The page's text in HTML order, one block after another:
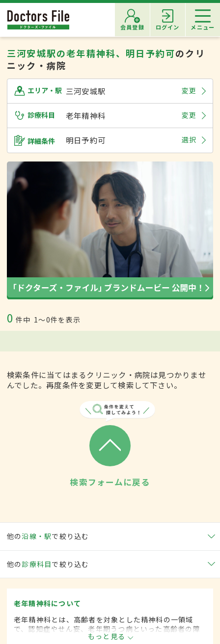
会員登録 ログイン メニュー
三河安城駅の老年精神科、明日予約可のクリ
ニック・病院
エリア・駅 三河安城駅 変更
診療科目 老年精神科 変更
詳細条件 明日予約可 選択
0 件中 1〜0件を表示
検索条件に当てはまるクリニック・病院は見つかりませ
んでした。再度条件を変更して検索して下さい。
検索フォームに戻る
他の沿線・駅で絞り込む
他の 診療科目で絞り込む
老年精神科について
老年精神科とは、高齢者を対象とした精神科の一領域
で、認知症やせん妄、老年期うつ病といった高齢者の障
害の診断・治療を行います。
もっと見る